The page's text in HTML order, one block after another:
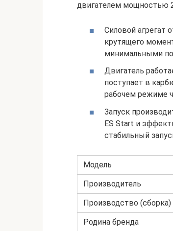
двигателем мощностью
Силовой агрегат
крутящего
минимальными
Двигатель
поступает в
рабочем режиме
Запуск
ES Start и
стабильный
Модель
Производитель
Производство (сборка)
Родина бренда